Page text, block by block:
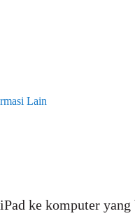
Lain
ke komputer